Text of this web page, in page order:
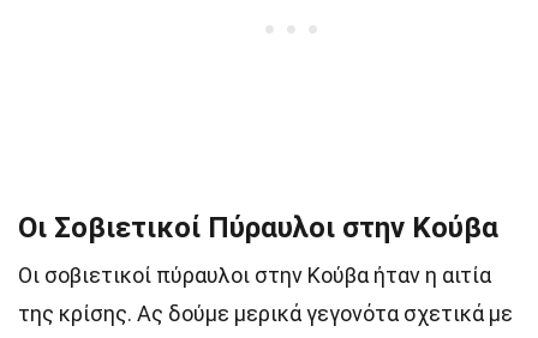
Οι Σοβιετικοί Πύραυλοι στην Κούβα
Οι σοβιετικοί πύραυλοι στην Κούβα ήταν η αιτία
της κρίσης. Ας δούμε μερικά γεγονότα σχετικά με